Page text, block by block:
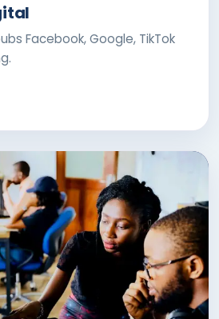
Facebook, Google, TikTok